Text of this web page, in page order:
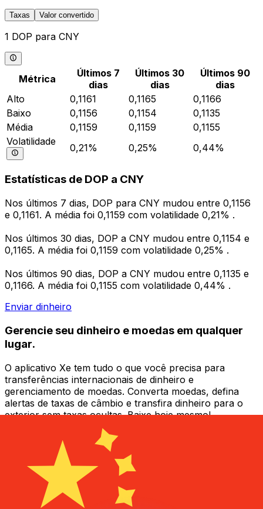
Taxas Valor convertido
1 DOP para CNY
Métrica
Últimos 7
dias
Últimos 30
dias
Últimos 90
dias
Alto
0,1161 0,1165
0,1166
Baixo
0,1156 0,1154
0,1135
Média
0,1159 0,1159
0,1155
Volatilidade
0,21% 0,25% 0,44%
Estatísticas de DOP a CNY
Nos últimos 7 dias, DOP para CNY mudou entre 0,1156
e 0,1161. A média foi 0,1159 com volatilidade 0,21% .
Nos últimos 30 dias, DOP a CNY mudou entre 0,1154 e
0,1165. A média foi 0,1159 com volatilidade 0,25% .
Nos últimos 90 dias, DOP a CNY mudou entre 0,1135 e
0,1166. A média foi 0,1155 com volatilidade 0,44% .
Enviar dinheiro
Gerencie seu dinheiro e moedas em qualquer
lugar.
O aplicativo Xe tem tudo o que você precisa para
transferências internacionais de dinheiro e
gerenciamento de moedas. Converta moedas, defina
alertas de taxas de câmbio e transfira dinheiro para o
exterior sem taxas ocultas. Baixe hoje mesmo!